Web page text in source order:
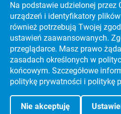
PORADNIKI
NAJLEPSZE
ŚWIECIE
PORADNIKI
JAK ZDAĆ MATURĘ?
o nas
Na podstawie udzielonej przez
urządzeń i identyfikatory
również potrzebują Twojej
ustawień zaawansowanych.
przeglądarce. Masz prawo
zasadach określonych w
końcowym. Szczegółowe
politykę prywatności i politykę
Nie akceptuję